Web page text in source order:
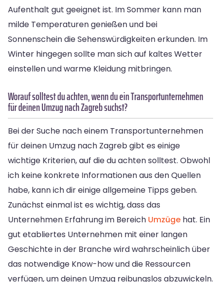
Aufenthalt gut geeignet ist. Im Sommer kann man
milde Temperaturen genießen und bei
Sonnenschein die Sehenswürdigkeiten erkunden. Im
Winter hingegen sollte man sich auf kaltes Wetter
einstellen und warme Kleidung mitbringen.
Worauf solltest du achten, wenn du ein Transportunternehmen
für deinen Umzug nach Zagreb suchst?
Bei der Suche nach einem Transportunternehmen
für deinen Umzug nach Zagreb gibt es einige
wichtige Kriterien, auf die du achten solltest. Obwohl
ich keine konkrete Informationen aus den Quellen
habe, kann ich dir einige allgemeine Tipps geben.
Zunächst einmal ist es wichtig, dass das
Unternehmen Erfahrung im Bereich Umzüge hat. Ein
gut etabliertes Unternehmen mit einer langen
Geschichte in der Branche wird wahrscheinlich über
das notwendige Know-how und die Ressourcen
verfügen, um deinen Umzug reibungslos abzuwickeln.